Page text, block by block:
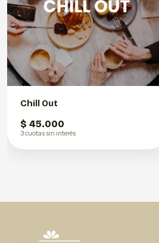
Chill Out
$ 45.000
3 cuotas sin interés